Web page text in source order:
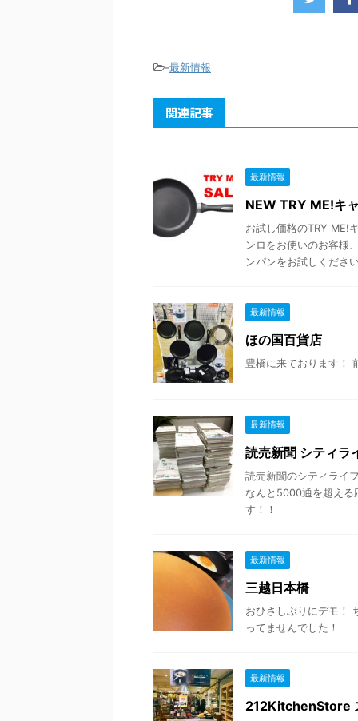
-最新情報
関連記事
最新情報
NEW TRY ME!キ
お試し価格のTRY ME!
ンロをお使いのお客様
ンパンをお試しくださ
最新情報
ほの国百貨店
豊橋に来ております！
最新情報
読売新聞 シティラ
読売新聞のシティライ
なんと5000通を超える
す！！
最新情報
三越日本橋
おひさしぶりにデモ！
ってませんでした！
最新情報
212KitchenStore